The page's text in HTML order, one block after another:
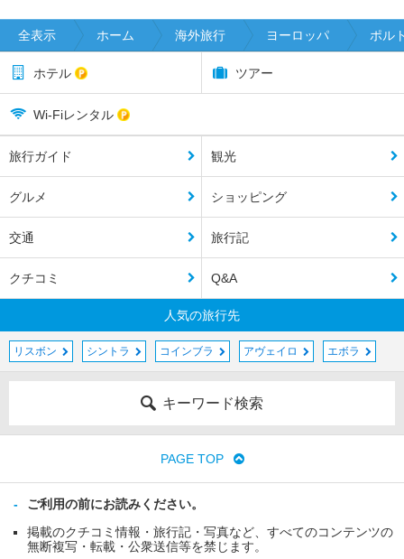
全表示 ホーム 海外旅行 ヨーロッパ ポル
ホテル ツアー
Wi-Fiレンタル
旅行ガイド 観光
グルメ ショッピング
交通 旅行記
クチコミ Q&A
人気の旅行先
リスボン シントラ コインブラ アヴェイロ エボラ
キーワード検索
PAGE TOP
ご利用の前にお読みください。
掲載のクチコミ情報・旅行記・写真など、すべてのコンテンツの
無断複写・転載・公衆送信等を禁じます。